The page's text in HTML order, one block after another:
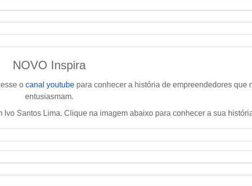
NOVO Inspira
o canal youtubepara conhecer a história de empreendedores que
entusiasmam.
Ivo Santos Lima. Clique na imagem abaixo para conhecer a sua